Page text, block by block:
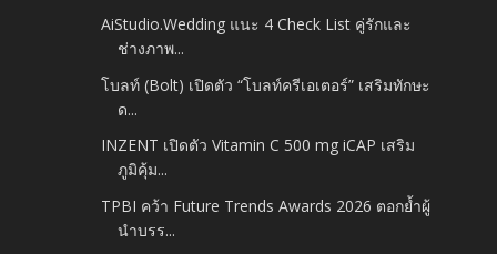
AiStudio.Wedding แนะ 4 Check List คู่รักและ
ช่างภาพ...
โบลท์ (Bolt) เปิดตัว “โบลท์ครีเอเตอร์” เสริมทักษะ
ด...
INZENT เปิดตัว Vitamin C 500 mg iCAP เสริม
ภูมิคุ้ม...
TPBI คว้า Future Trends Awards 2026 ตอกย้ำผู้
นำบรร...